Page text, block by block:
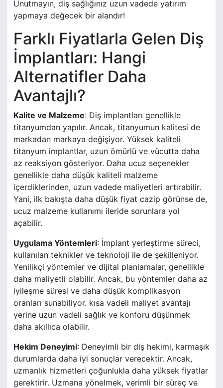
Unutmayın, diş sağlığınız uzun vadede yatırım
yapmaya değecek bir alandır!
Farklı Fiyatlarla Gelen Diş
İmplantları: Hangi
Alternatifler Daha
Avantajlı?
Kalite ve Malzeme: Diş implantları genellikle
titanyumdan yapılır. Ancak, titanyumun kalitesi de
markadan markaya değişiyor. Yüksek kaliteli
titanyum implantlar, uzun ömürlü ve vücutta daha
az reaksiyon gösteriyor. Daha ucuz seçenekler
genellikle daha düşük kaliteli malzeme
içerdiklerinden, uzun vadede maliyetleri artırabilir.
Yani, ilk bakışta daha düşük fiyat cazip görünse de,
ucuz malzeme kullanımı ileride sorunlara yol
açabilir.
Uygulama Yöntemleri: İmplant yerleştirme süreci,
kullanılan teknikler ve teknoloji ile de şekilleniyor.
Yenilikçi yöntemler ve dijital planlamalar, genellikle
daha maliyetli olabilir. Ancak, bu yöntemler daha az
iyileşme süresi ve daha düşük komplikasyon
oranları sunabiliyor. kısa vadeli maliyet avantajı
yerine uzun vadeli sağlık ve konforu düşünmek
daha akıllıca olabilir.
Hekim Deneyimi: Deneyimli bir diş hekimi, karmaşık
durumlarda daha iyi sonuçlar verecektir. Ancak,
uzmanlık hizmetleri çoğunlukla daha yüksek fiyatlar
gerektirir. Uzmana yönelmek, verimli bir süreç ve